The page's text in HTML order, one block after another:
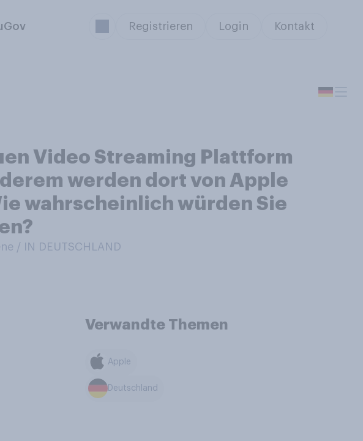
Registrieren Login Kontakt
Video Streaming Plattform
werden dort von Apple
wahrscheinlich würden Sie
/ IN DEUTSCHLAND
Verwandte Themen
Apple
Deutschland